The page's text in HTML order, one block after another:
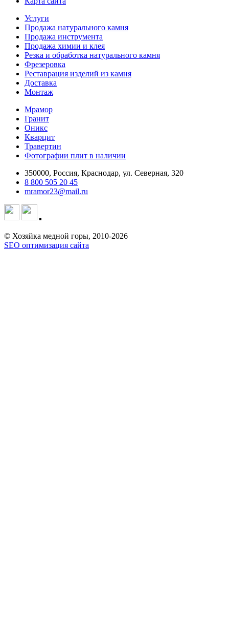
Услуги
Продажа натурального камня
Продажа инструмента
Продажа химии и клея
Резка и обработка натурального камня
Фрезеровка
Реставрация изделий из камня
Доставка
Монтаж
Мрамор
Гранит
Оникс
Кварцит
Травертин
Фотографии плит в наличии
350000, Россия, Краснодар, ул. Северная, 320
8 800 505 20 45
mramor23@mail.ru
© Хозяйка медной горы, 2010-2026
SEO оптимизация сайта